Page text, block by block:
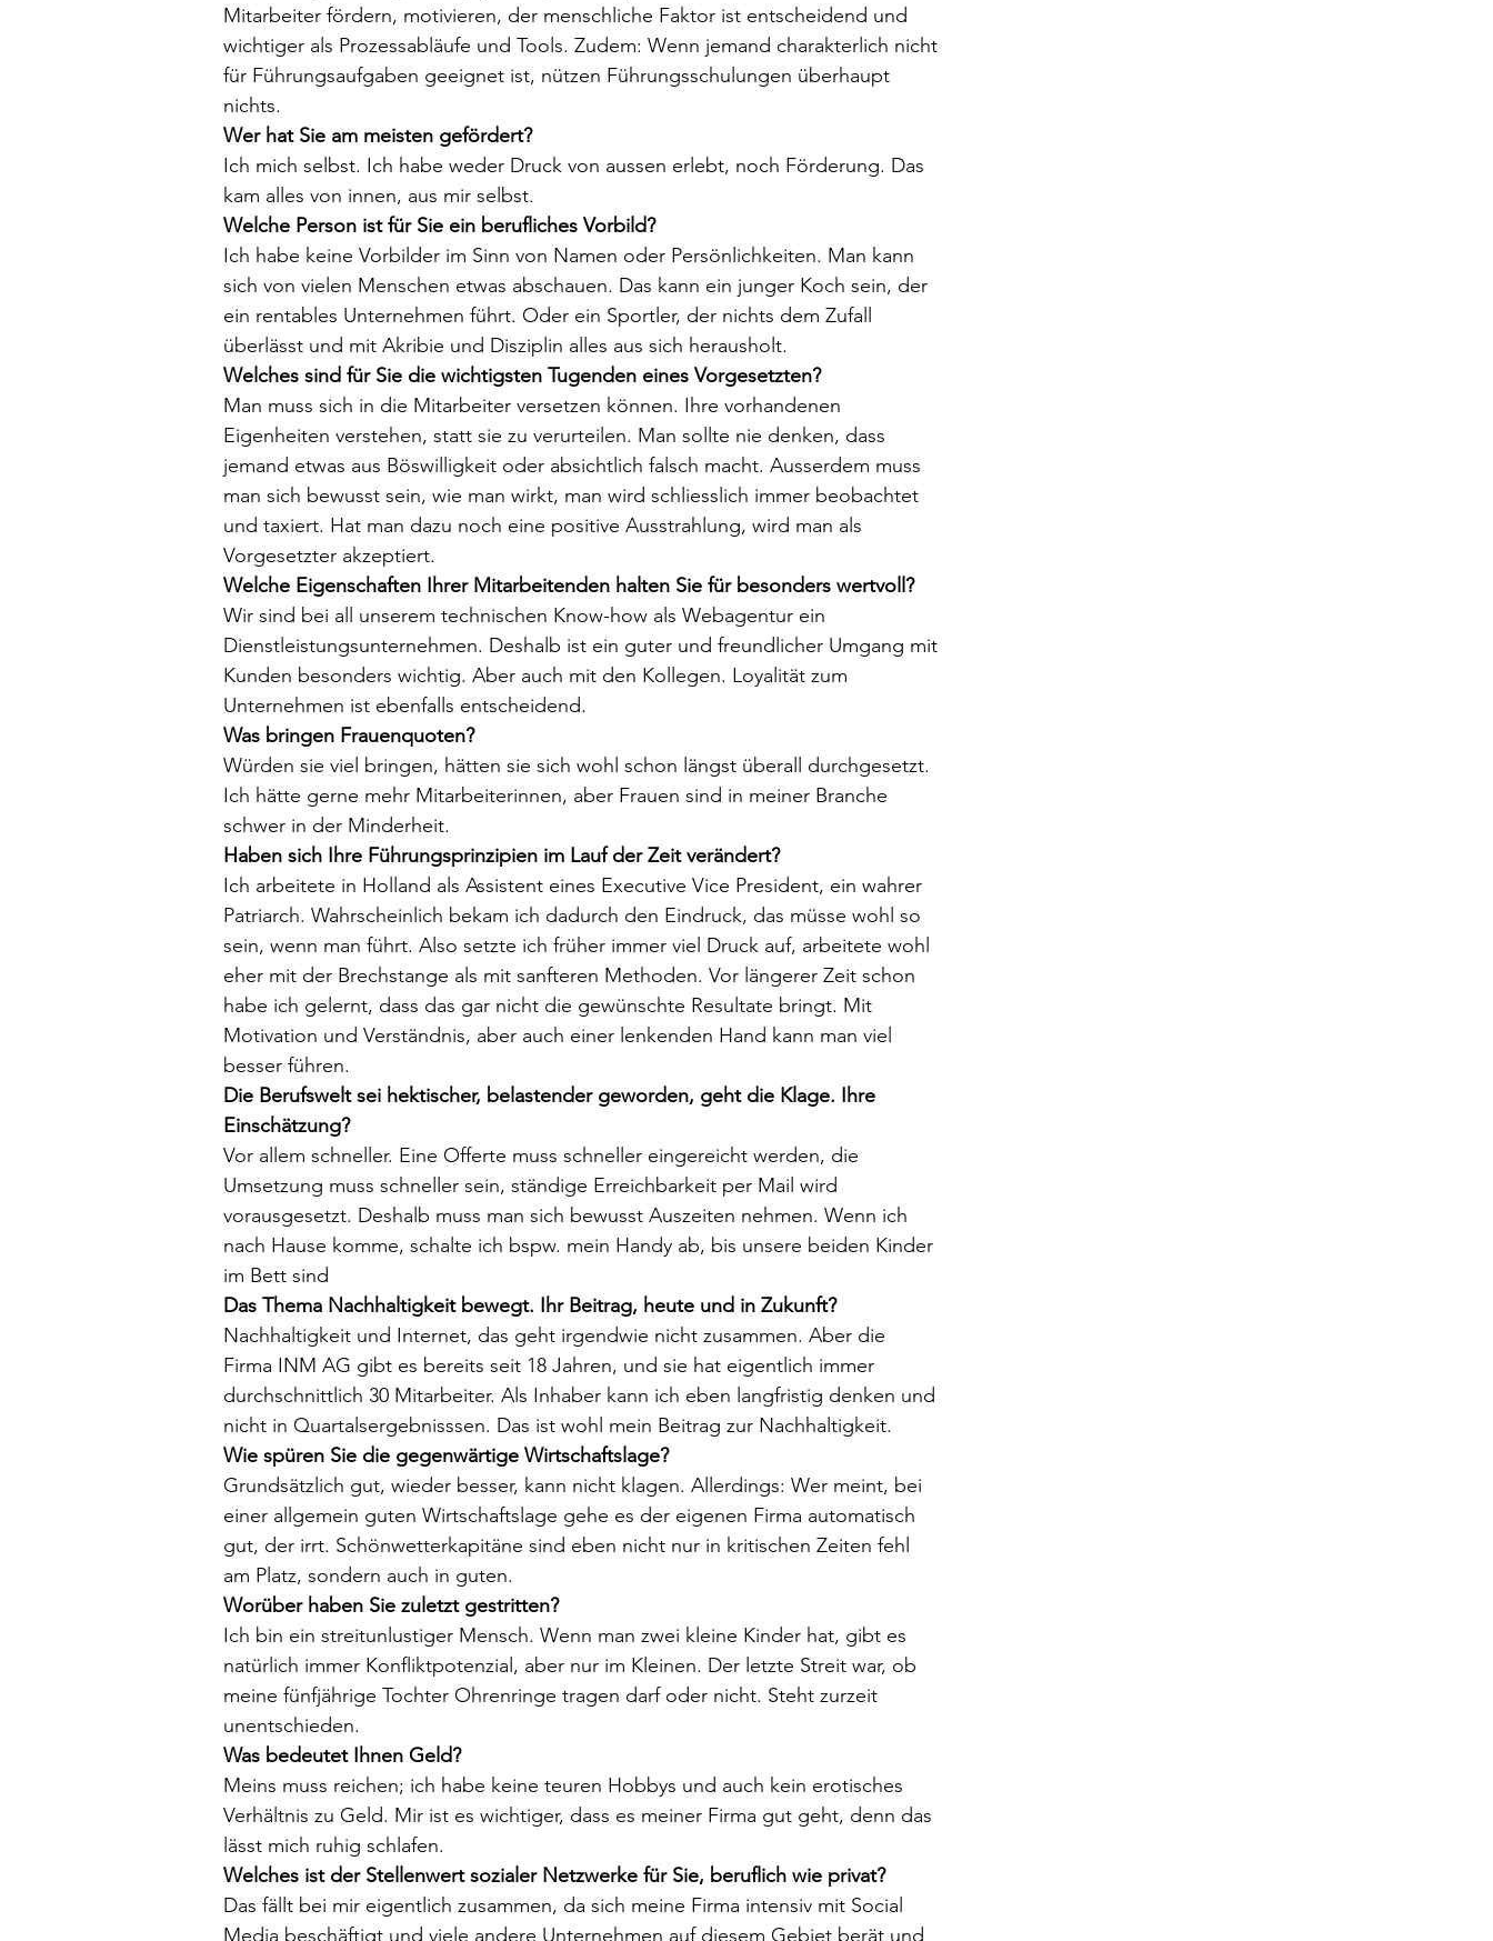
Mitarbeiter fördern, motivieren, der menschliche Faktor ist entscheidend und
wichtiger als Prozessabläufe und Tools. Zudem: Wenn jemand charakterlich nicht
für Führungsaufgaben geeignet ist, nützen Führungsschulungen überhaupt
nichts.
Wer hat Sie am meisten gefördert?
Ich mich selbst. Ich habe weder Druck von aussen erlebt, noch Förderung. Das
kam alles von innen, aus mir selbst.
Welche Person ist für Sie ein berufliches Vorbild?
Ich habe keine Vorbilder im Sinn von Namen oder Persönlichkeiten. Man kann
sich von vielen Menschen etwas abschauen. Das kann ein junger Koch sein, der
ein rentables Unternehmen führt. Oder ein Sportler, der nichts dem Zufall
überlässt und mit Akribie und Disziplin alles aus sich herausholt.
Welches sind für Sie die wichtigsten Tugenden eines Vorgesetzten?
Man muss sich in die Mitarbeiter versetzen können. Ihre vorhandenen
Eigenheiten verstehen, statt sie zu verurteilen. Man sollte nie denken, dass
jemand etwas aus Böswilligkeit oder absichtlich falsch macht. Ausserdem muss
man sich bewusst sein, wie man wirkt, man wird schliesslich immer beobachtet
und taxiert. Hat man dazu noch eine positive Ausstrahlung, wird man als
Vorgesetzter akzeptiert.
Welche Eigenschaften Ihrer Mitarbeitenden halten Sie für besonders wertvoll?
Wir sind bei all unserem technischen Know-how als Webagentur ein
Dienstleistungsunternehmen. Deshalb ist ein guter und freundlicher Umgang mit
Kunden besonders wichtig. Aber auch mit den Kollegen. Loyalität zum
Unternehmen ist ebenfalls entscheidend.
Was bringen Frauenquoten?
Würden sie viel bringen, hätten sie sich wohl schon längst überall durchgesetzt.
Ich hätte gerne mehr Mitarbeiterinnen, aber Frauen sind in meiner Branche
schwer in der Minderheit.
Haben sich Ihre Führungsprinzipien im Lauf der Zeit verändert?
Ich arbeitete in Holland als Assistent eines Executive Vice President, ein wahrer
Patriarch. Wahrscheinlich bekam ich dadurch den Eindruck, das müsse wohl so
sein, wenn man führt. Also setzte ich früher immer viel Druck auf, arbeitete wohl
eher mit der Brechstange als mit sanfteren Methoden. Vor längerer Zeit schon
habe ich gelernt, dass das gar nicht die gewünschte Resultate bringt. Mit
Motivation und Verständnis, aber auch einer lenkenden Hand kann man viel
besser führen.
Die Berufswelt sei hektischer, belastender geworden, geht die Klage. Ihre
Einschätzung?
Vor allem schneller. Eine Offerte muss schneller eingereicht werden, die
Umsetzung muss schneller sein, ständige Erreichbarkeit per Mail wird
vorausgesetzt. Deshalb muss man sich bewusst Auszeiten nehmen. Wenn ich
nach Hause komme, schalte ich bspw. mein Handy ab, bis unsere beiden Kinder
im Bett sind
Das Thema Nachhaltigkeit bewegt. Ihr Beitrag, heute und in Zukunft?
Nachhaltigkeit und Internet, das geht irgendwie nicht zusammen. Aber die
Firma INM AG gibt es bereits seit 18 Jahren, und sie hat eigentlich immer
durchschnittlich 30 Mitarbeiter. Als Inhaber kann ich eben langfristig denken und
nicht in Quartalsergebnisssen. Das ist wohl mein Beitrag zur Nachhaltigkeit.
Wie spüren Sie die gegenwärtige Wirtschaftslage?
Grundsätzlich gut, wieder besser, kann nicht klagen. Allerdings: Wer meint, bei
einer allgemein guten Wirtschaftslage gehe es der eigenen Firma automatisch
gut, der irrt. Schönwetterkapitäne sind eben nicht nur in kritischen Zeiten fehl
am Platz, sondern auch in guten.
Worüber haben Sie zuletzt gestritten?
Ich bin ein streitunlustiger Mensch. Wenn man zwei kleine Kinder hat, gibt es
natürlich immer Konfliktpotenzial, aber nur im Kleinen. Der letzte Streit war, ob
meine fünfjährige Tochter Ohrenringe tragen darf oder nicht. Steht zurzeit
unentschieden.
Was bedeutet Ihnen Geld?
Meins muss reichen; ich habe keine teuren Hobbys und auch kein erotisches
Verhältnis zu Geld. Mir ist es wichtiger, dass es meiner Firma gut geht, denn das
lässt mich ruhig schlafen.
Welches ist der Stellenwert sozialer Netzwerke für Sie, beruflich wie privat?
Das fällt bei mir eigentlich zusammen, da sich meine Firma intensiv mit Social
Media beschäftigt und viele andere Unternehmen auf diesem Gebiet berät und